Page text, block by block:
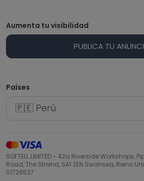
Aumenta tu visibilidad
PUBLICA TU
Países
SOFTELL LIMITED - 42a Riverside Workshops,
Road, The Strand, SA1 2EN Swansea, Reino
01726537